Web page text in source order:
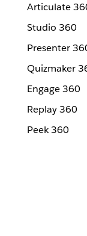
Articulate
Studio 360
Presenter
Quizmaker
Engage 360
Replay 360
Peek 360